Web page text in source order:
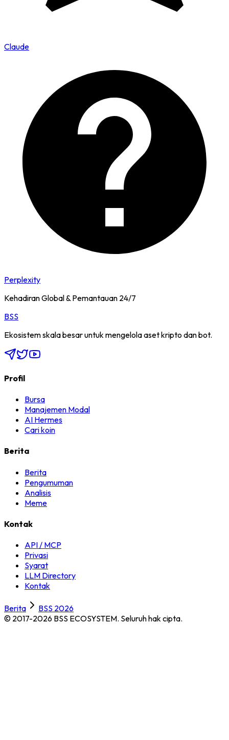
Claude
Perplexity
Kehadiran Global & Pemantauan 24/7
BSS
Ekosistem skala besar untuk mengelola aset kripto dan bot.
Profil
Bursa
Manajemen Modal
AI Hermes
Cari koin
Berita
Berita
Pengumuman
Analisis
Meme
Kontak
API / MCP
Privasi
Syarat
LLM Directory
Kontak
Berita
BSS 2026
© 2017-2026 BSS ECOSYSTEM. Seluruh hak cipta.